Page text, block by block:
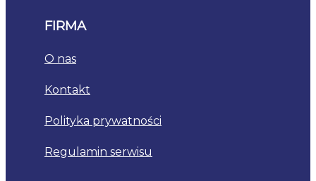
FIRMA
O nas
Kontakt
Polityka prywatności
Regulamin serwisu